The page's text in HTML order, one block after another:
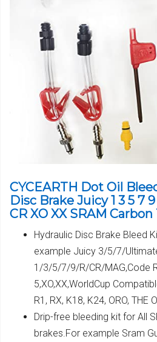
CYCEARTH Dot Oil
Disc Brake Juicy 1 3 5 7
CR XO XX SRAM
Hydraulic Disc Brake Bleed
example Juicy 3/5/7/
1/3/5/7/9/R/CR/MAG,Code
5,XO,XX,WorldCup
R1, RX, K18, K24, ORO, THE
Drip-free bleeding kit for All
brakes.For example Sram